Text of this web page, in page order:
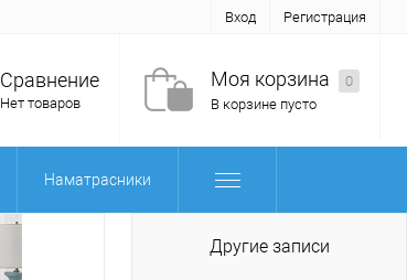
Вход Регистрация
Сравнение
Нет товаров
Моя корзина
0
В корзине пусто
Наматрасники
Другие записи